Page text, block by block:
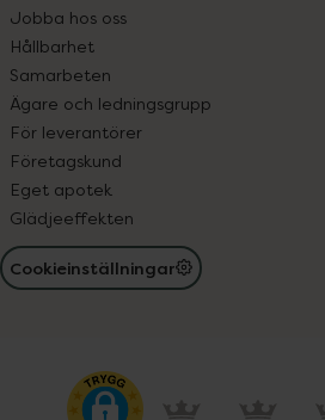
Jobba hos oss
Hållbarhet
Samarbeten
Ägare och ledningsgrupp
För leverantörer
Företagskund
Eget apotek
Glädjeeffekten
Cookieinställningar